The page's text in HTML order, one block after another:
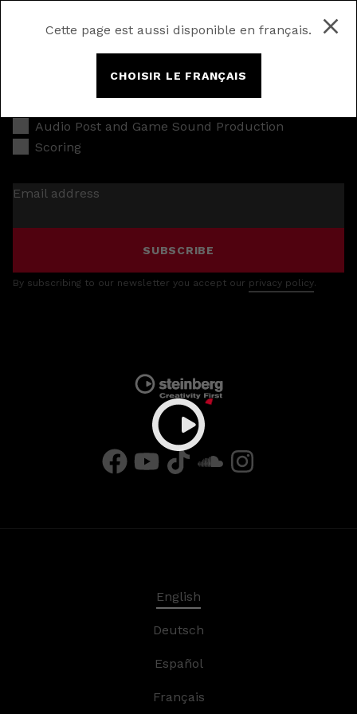
Cette page est aussi disponible en français.
CHOISIR LE FRANÇAIS
Audio Post and Game Sound Production
Scoring
Email address
SUBSCRIBE
By subscribing to our newsletter you accept our privacy policy.
English
Deutsch
Español
Français